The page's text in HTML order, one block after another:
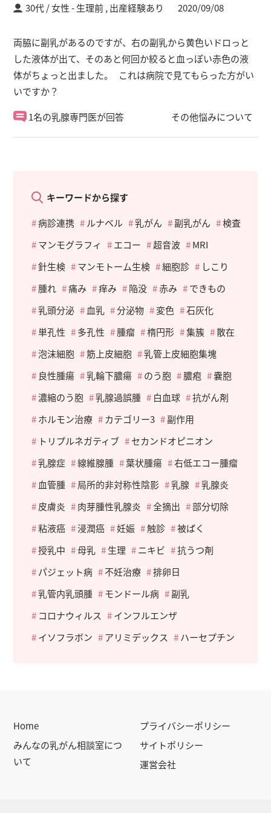
30代 / 女性 生理前 , 出産経験あり 2020/09/08
両脇に副乳があるのですが、右の副乳から黄色いドロっと
した液体が出て、そのあと何回か絞ると血っぽい赤色の液
体がちょっと出ました。 これは病院で見てもらった方がい
いですか？
その他悩みについて
1名の乳腺専門医が回答
キーワードから探す
病診連携
ルナベル 乳がん 副乳がん
検査
マンモグラフィ
エコー 超音波
MRI
針生検
マンモトーム生検 細胞診
しこり
腫れ
痛み 痒み 陥没 赤み
できもの
乳頭分泌
血乳 分泌物 変色
石灰化
単孔性
多孔性 腫瘤 楕円形 集簇
散在
泡沫細胞
筋上皮細胞
乳管上皮細胞集塊
良性腫瘍
乳輪下膿瘍 のう胞 膿疱
嚢胞
濃縮のう胞
乳腺過誤腫 白血球
抗がん剤
ホルモン治療
カテゴリー3
副作用
トリプルネガティブ
セカンドオピニオン
乳腺症
線維腺腫 葉状腫瘍
右低エコー腫瘤
血管腫
局所的非対称性陰影 乳腺
乳腺炎
皮膚炎
肉芽腫性乳腺炎 全摘出
部分切除
粘液癌
浸潤癌 妊娠 触診
被ばく
授乳中
母乳 生理 ニキビ
抗うつ剤
パジェット病
不妊治療
排卵日
乳管内乳頭腫
モンドール病
副乳
コロナウィルス
インフルエンザ
イソフラボン
アリミデックス ハーセプチン
Home
みんなの乳がん相談室につ
いて
プライバシーポリシー
サイトポリシー
運営会社